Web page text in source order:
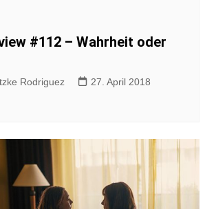
#112 – Wahrheit oder
Rodriguez
27. April 2018